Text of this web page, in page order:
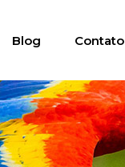
Blog Contato